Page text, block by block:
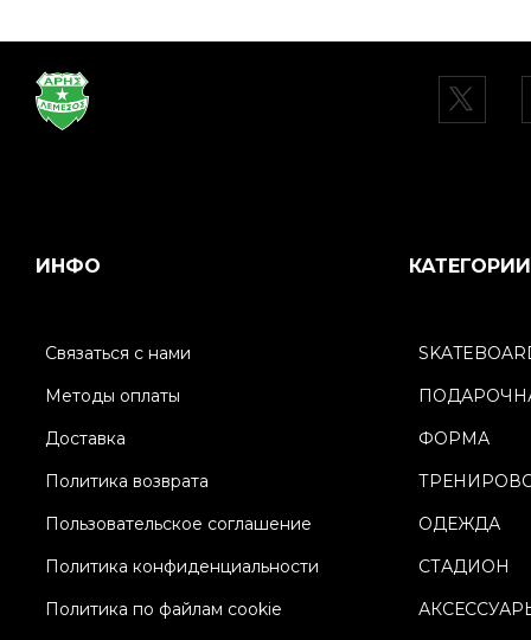
ИНФО
Связаться с нами
Методы оплаты
Доставка
Политика возврата
Пользовательское соглашение
Политика конфиденциальности
Политика по файлам cookie
КАТЕГОРИИ
ФОРМА
ОДЕЖДА
СТАДИОН